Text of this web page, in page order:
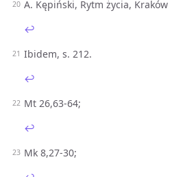
A. Kępiński, Rytm życia,
↩︎
Ibidem, s. 212.
↩︎
Mt 26,63-64;
↩︎
Mk 8,27-30;